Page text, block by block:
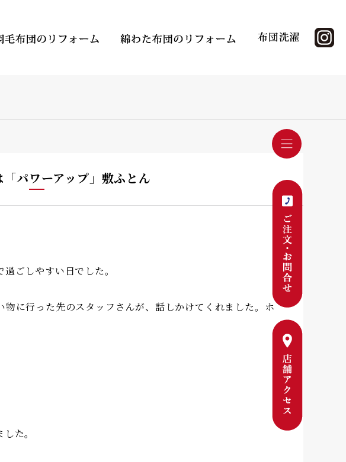
パワーアップ」敷ふとん
ごしやすい日でした。
物に行った先のスタッフさんが、話しかけてくれました。ホ
た。